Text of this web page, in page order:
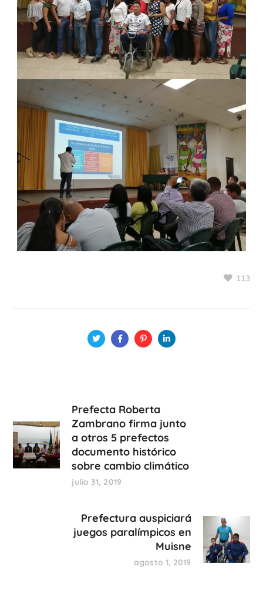
113
Prefecta Roberta
Zambrano firma junto
a otros 5 prefectos
documento histórico
sobre cambio climático
julio 31, 2019
Prefectura auspiciará
juegos paralímpicos en
Muisne
agosto 1, 2019